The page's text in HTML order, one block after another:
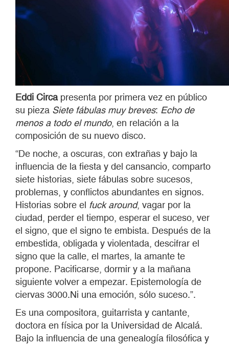
Eddi Circapresenta por primera vez en público
su pieza Siete fábulas muy breves: Echo de
menos a todo el mundo, en relación a la
composición de su nuevo disco.
“De noche, a oscuras, con extrañas y bajo la
influencia de la fiesta y del cansancio, comparto
siete historias, siete fábulas sobre sucesos,
problemas, y conflictos abundantes en signos.
Historias sobre el fuck around, vagar por la
ciudad, perder el tiempo, esperar el suceso, ver
el signo, que el signo te embista. Después de la
embestida, obligada y violentada, descifrar el
signo que la calle, el martes, la amante te
propone. Pacificarse, dormir y a la mañana
siguiente volver a empezar. Epistemología de
ciervas 3000.Ni una emoción, sólo suceso.”.
Es una compositora, guitarrista y cantante,
doctora en física por la Universidad de Alcalá.
Bajo la influencia de una genealogía filosófica y